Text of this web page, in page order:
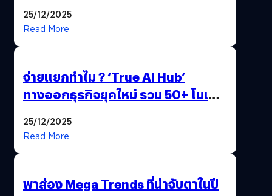
25/12/2025
Read More
จ่ายแยกทำไม ? ‘True AI Hub’
ทางออกธุรกิจยุคใหม่ รวม 50+ โมเดล
25/12/2025
Read More
พาส่อง Mega Trends ที่น่าจับตาในปี